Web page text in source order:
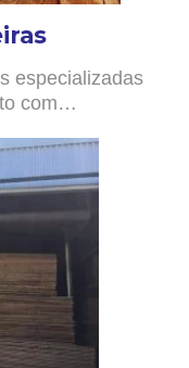
especializadas
com…